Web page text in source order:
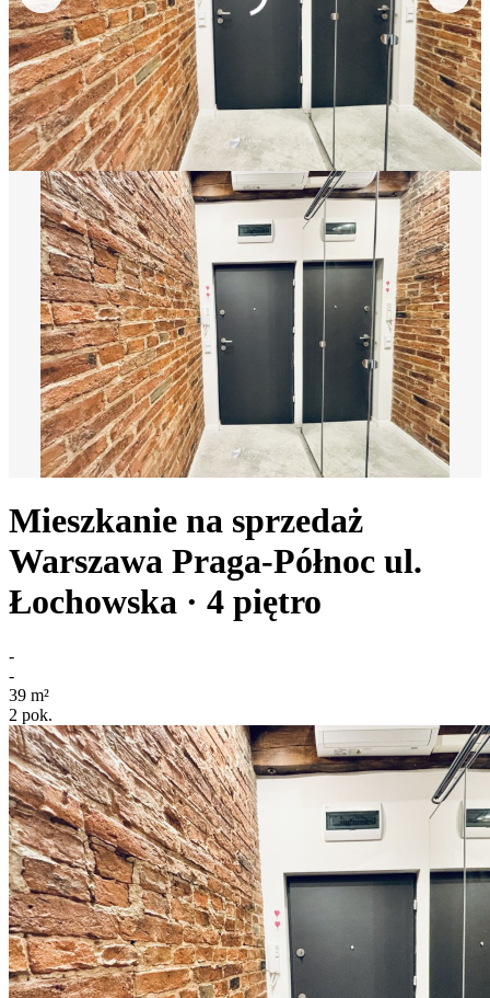
Mieszkanie na sprzedaż
Warszawa Praga-Północ ul.
Łochowska · 4 piętro
-
-
39 m²
2 pok.